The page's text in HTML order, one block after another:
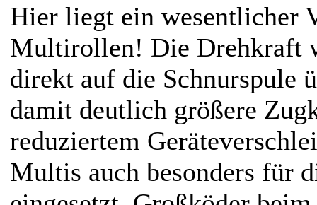
Hier liegt ein wesentlicher
Multirollen! Die Drehkraft
direkt auf die Schnurspule
damit deutlich größere
reduziertem
Multis auch besonders für